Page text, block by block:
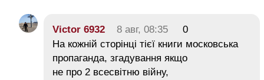
Victor 6932 8 авг, 08:35
0
На кожній сторінці тієї книги московська
пропаганда, згадування якщо
не про 2 всесвітню війну,